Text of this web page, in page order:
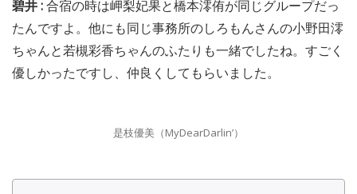
碧井 :合宿がやっぱり印象に残っていますね。３つのグル
ープに分かれて、その子たちと一緒に課題曲を必死に歌っ
て踊っていました。みんなが寝た後、夜中に一緒に練習し
たんです。大変だったけど、すごく良い思い出ですね。
メンバーみんなで見ていたんですよ。先生が厳しくて、み
「気持ちわかるなぁ」って思っていました。